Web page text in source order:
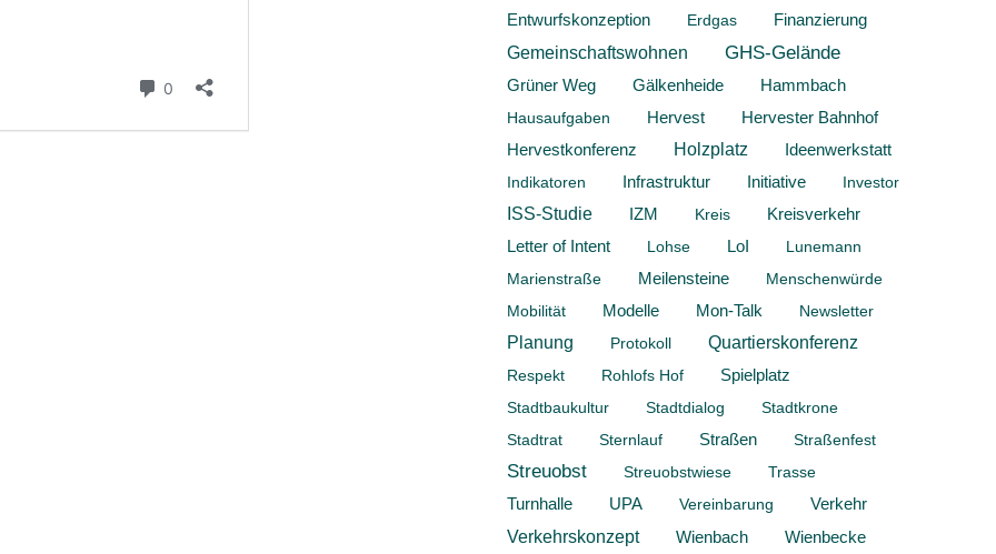
Entwurfskonzeption Erdgas Finanzierung
Gemeinschaftswohnen GHS-Gelände
Grüner Weg Gälkenheide Hammbach
Hausaufgaben Hervest Hervester Bahnhof
Hervestkonferenz Holzplatz Ideenwerkstatt
Indikatoren Infrastruktur Initiative Investor
ISS-Studie IZM Kreis
Kreisverkehr
Letter of Intent
Lohse LoI
Lunemann
Marienstraße
Meilensteine
Menschenwürde
Mobilität
Modelle Mon-Talk Newsletter
Planung Protokoll Quartierskonferenz
Respekt Rohlofs Hof
Spielplatz
Stadtbaukultur
Stadtdialog
Stadtkrone
Stadtrat
Sternlauf Straßen Straßenfest
Streuobst Streuobstwiese
Trasse
Turnhalle
UPA Vereinbarung Verkehr
Verkehrskonzept Wienbach Wienbecke